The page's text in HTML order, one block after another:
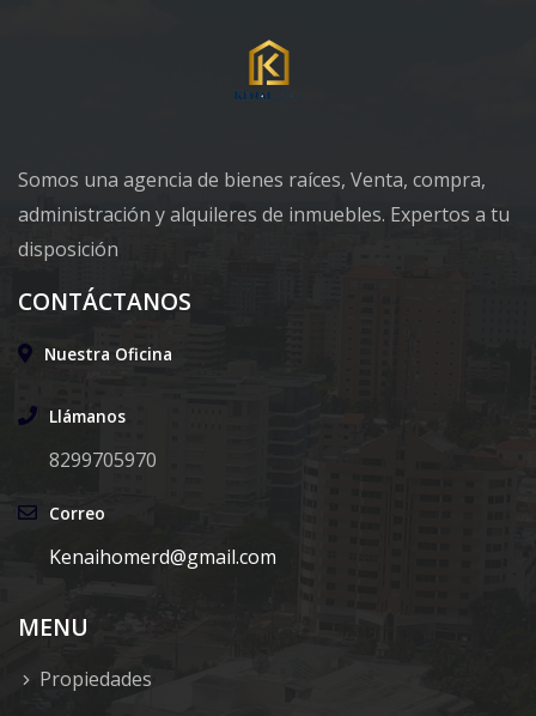
Somos una agencia de bienes raíces, Venta, compra,
administración y alquileres de inmuebles. Expertos a tu
disposición
CONTÁCTANOS
Nuestra Oficina
Llámanos
8299705970
Correo
Kenaihomerd@gmail.com
MENU
Propiedades